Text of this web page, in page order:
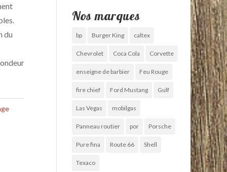
du
Nos marques
bp Burger King caltex
Chevrolet Coca Cola Corvette
enseigne de barbier Feu Rouge
fire chief Ford Mustang Gulf
Las Vegas mobilgas
Panneau routier por Porsche
Pure fina Route 66 Shell
Texaco